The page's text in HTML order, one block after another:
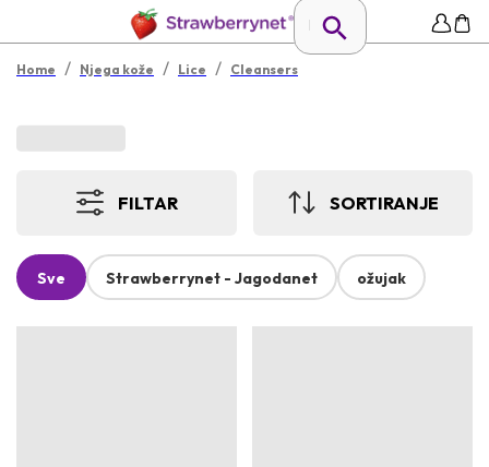
Home / Njega kože / Lice / Cleansers
FILTAR SORTIRANJE
Sve Strawberrynet - Jagodanet ožujak